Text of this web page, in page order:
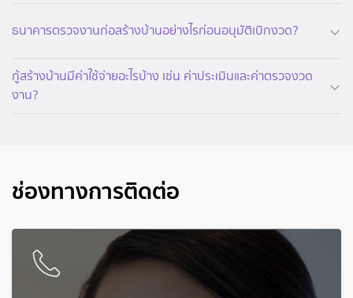
ธนาคารตรวจงานก่อสร้างบ้านอย่างไรก่อนอนุมัติเบิกงวด?
กู้สร้างบ้านมีค่าใช้จ่ายอะไรบ้าง เช่น ค่าประเมินและค่าตรวจงวด
งาน?
ช่องทางการติดต่อ